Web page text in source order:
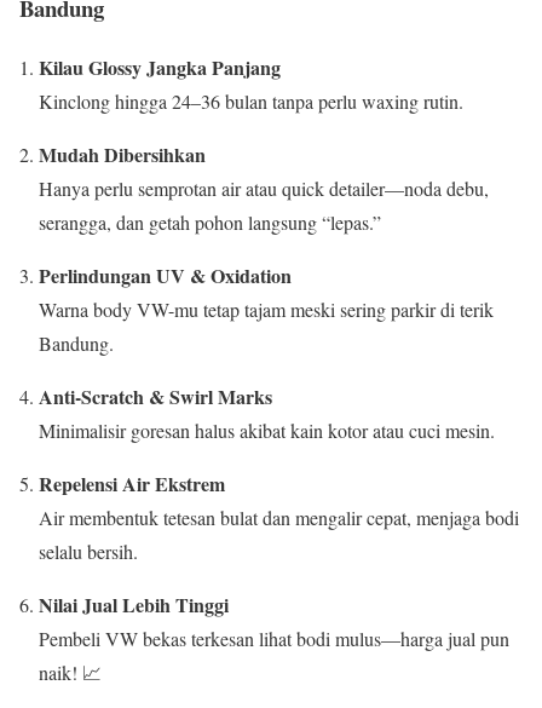
Bandung
Kilau Glossy Jangka Panjang
Kinclong hingga 24–36 bulan tanpa perlu waxing rutin.
Mudah Dibersihkan
Hanya perlu semprotan air atau quick detailer—noda debu,
serangga, dan getah pohon langsung “lepas.”
Perlindungan UV & Oxidation
Warna body VW-mu tetap tajam meski sering parkir di terik
Bandung.
Anti-Scratch & Swirl Marks
Minimalisir goresan halus akibat kain kotor atau cuci mesin.
Repelensi Air Ekstrem
Air membentuk tetesan bulat dan mengalir cepat, menjaga bodi
selalu bersih.
Nilai Jual Lebih Tinggi
Pembeli VW bekas terkesan lihat bodi mulus—harga jual pun
naik! 📈